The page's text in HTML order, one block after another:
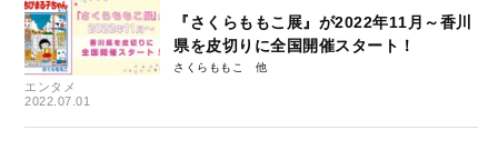
エンタメ
2022.07.01
『さくらももこ展』が2022年11月～香川
県を皮切りに全国開催スタート！
さくらももこ